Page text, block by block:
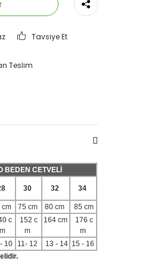
Tavsiye Et
Teslim
BEDEN CETVELİ
30 32 34
cm 75 cm 80 cm 85 cm
c
m
152 c
m
164 cm
176 c
m
10 11- 12 13 - 14 15 - 16